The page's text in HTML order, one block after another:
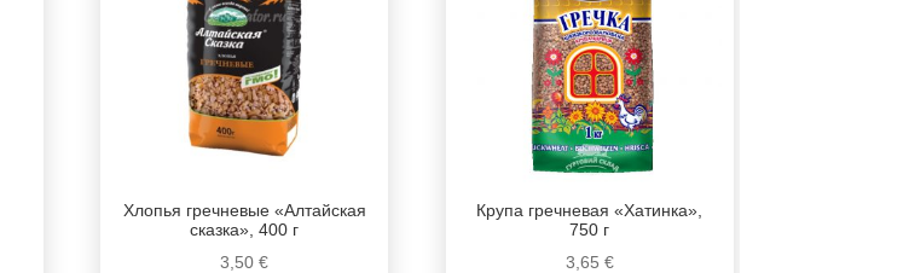
Хлопья гречневые «Алтайская
сказка», 400 г
3,50€
Крупа гречневая «Хатинка»,
750 г
3,65 €